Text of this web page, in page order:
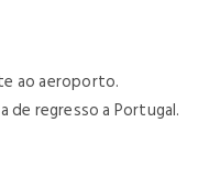
ao aeroporto.
de regresso a Portugal.